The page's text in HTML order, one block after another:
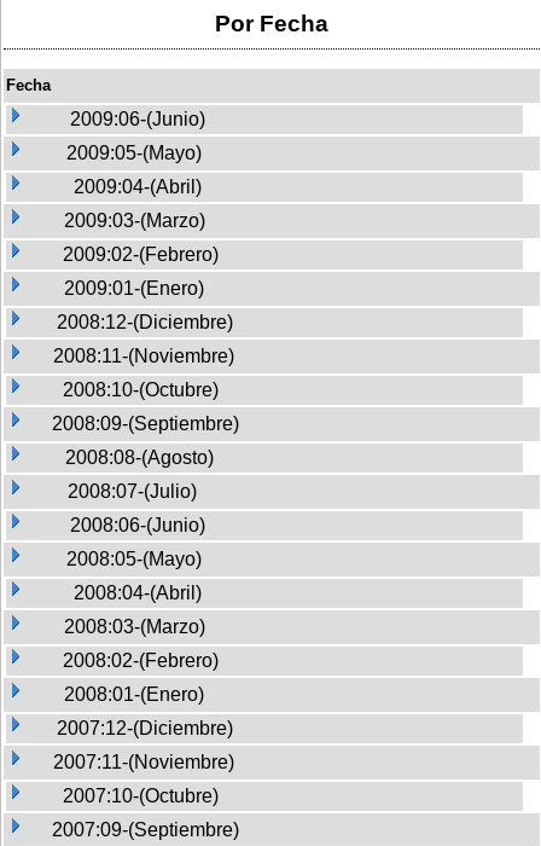
Por Fecha
Fecha
2009:06-(Junio)
2009:05-(Mayo)
2009:04-(Abril)
2009:03-(Marzo)
2009:02-(Febrero)
2009:01-(Enero)
2008:12-(Diciembre)
2008:11-(Noviembre)
2008:10-(Octubre)
2008:09-(Septiembre)
2008:08-(Agosto)
2008:07-(Julio)
2008:06-(Junio)
2008:05-(Mayo)
2008:04-(Abril)
2008:03-(Marzo)
2008:02-(Febrero)
2008:01-(Enero)
2007:12-(Diciembre)
2007:11-(Noviembre)
2007:10-(Octubre)
2007:09-(Septiembre)